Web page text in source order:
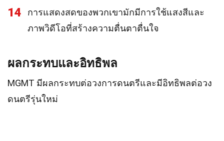
14
การแสดงสดของพวกเขามักมีการใช้แสงสีและ
ภาพวิดีโอที่สร้างความตื่นตาตื่นใจ
ผลกระทบและอิทธิพล
MGMT มีผลกระทบต่อวงการดนตรีและมีอิทธิพลต่อวง
ดนตรีรุ่นใหม่